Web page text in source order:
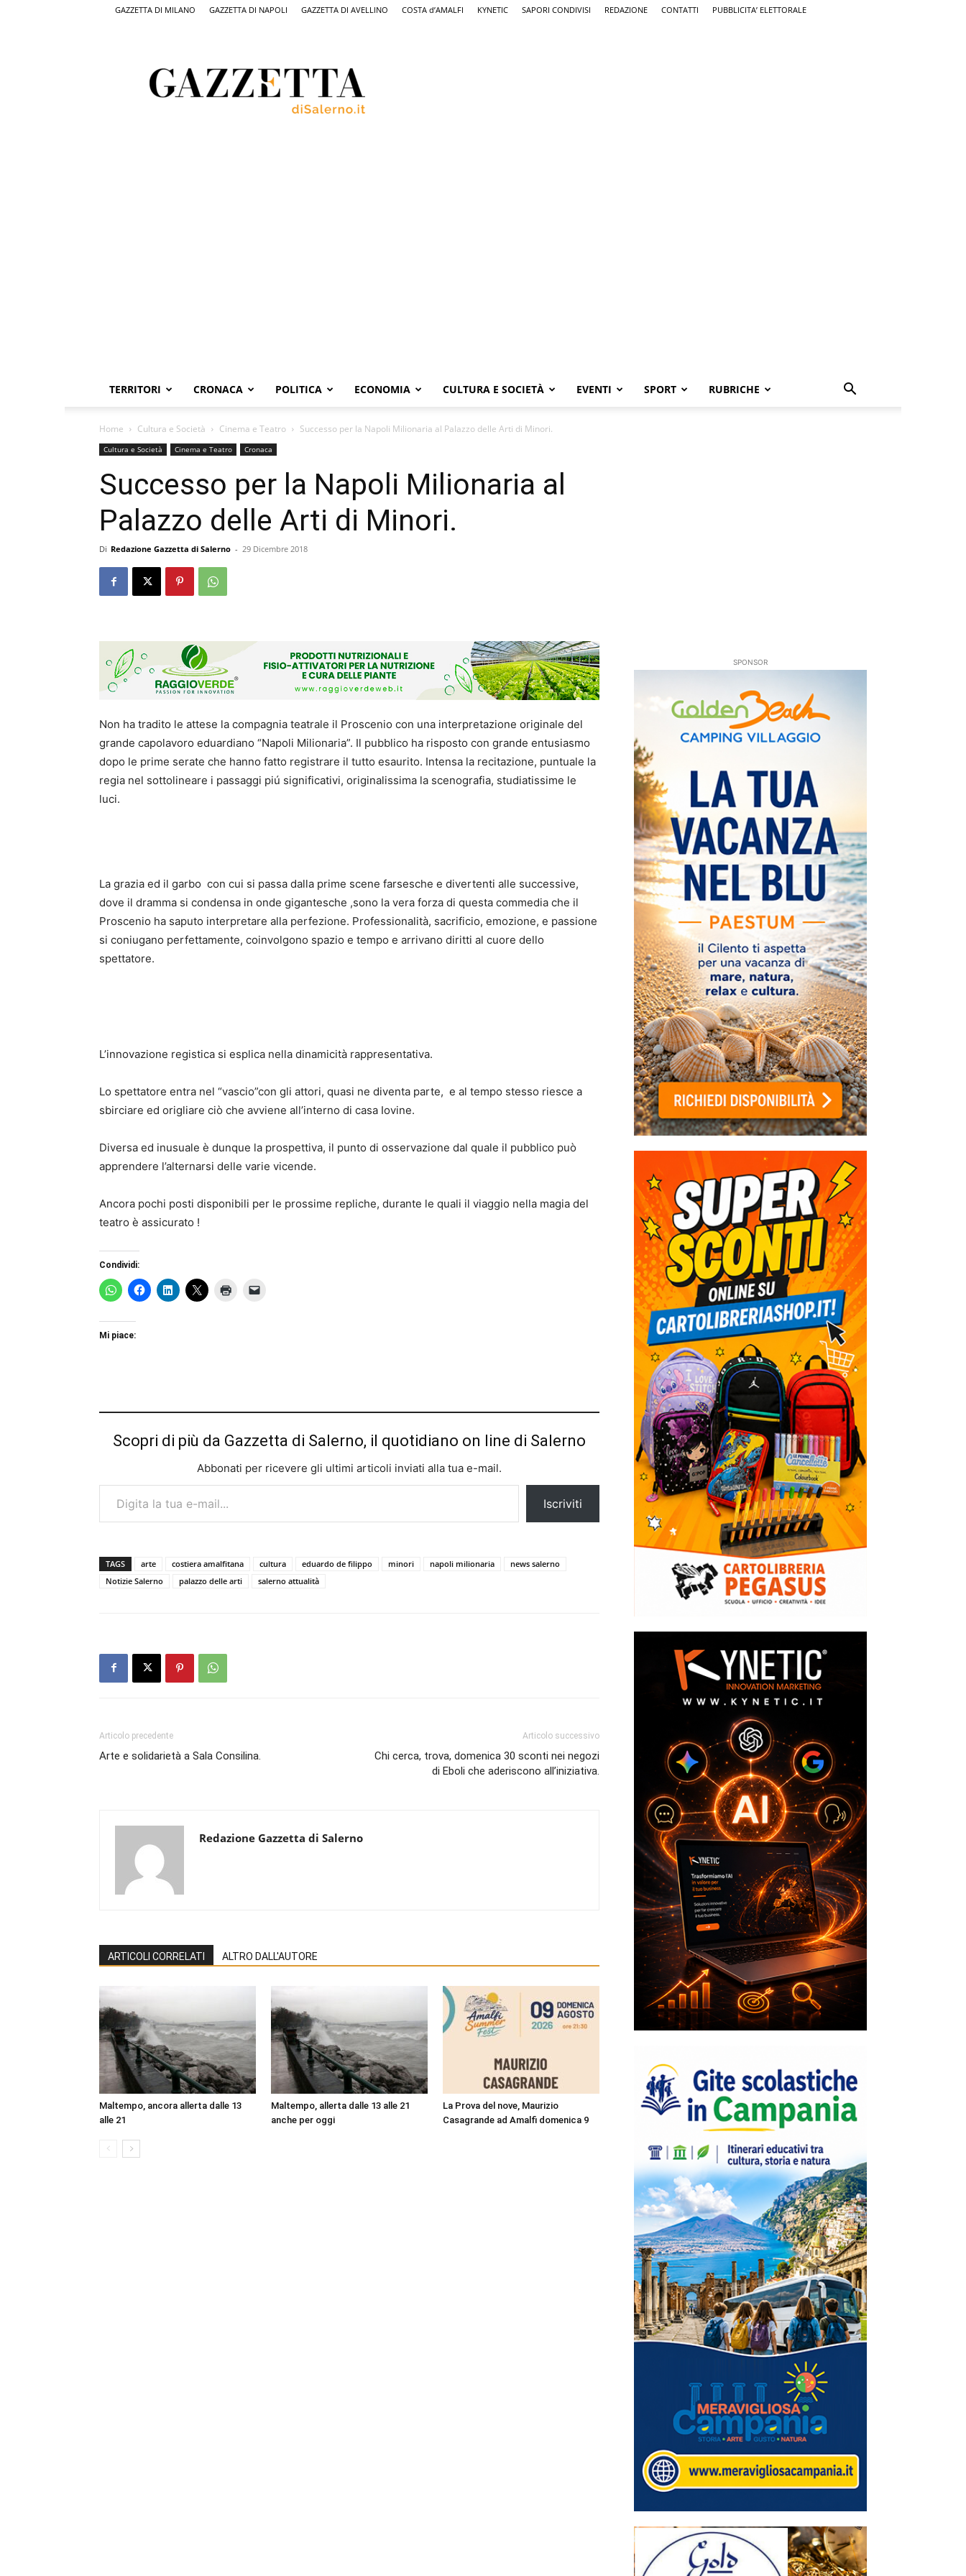
GAZZETTA DI MILANO GAZZETTA DI NAPOLI GAZZETTA DI AVELLINO COSTA d’AMALFI KYNETIC SAPORI CONDIVISI REDAZIONE CONTATTI PUBBLICITA’ ELETTORALE
Salerno,
il
quotidiano
TERRITORI CRONACA POLITICA ECONOMIA CULTURA E SOCIETÀ EVENTI SPORT RUBRICHE
Home Cultura e Società Cinema e Teatro Successo per la Napoli Milionaria al Palazzo delle Arti di Minori.
Cultura e Società Cinema e Teatro Cronaca
Successo per la Napoli Milionaria al
Palazzo delle Arti di Minori.
Di Redazione Gazzetta di Salerno - 29 Dicembre 2018
Non ha tradito le attese la compagnia teatrale il Proscenio con una interpretazione originale del
grande capolavoro eduardiano “Napoli Milionaria”. Il pubblico ha risposto con grande entusiasmo
dopo le prime serate che hanno fatto registrare il tutto esaurito. Intensa la recitazione, puntuale la
regia nel sottolineare i passaggi piú significativi, originalissima la scenografia, studiatissime le
luci.
La grazia ed il garbo con cui si passa dalla prime scene farsesche e divertenti alle successive,
dove il dramma si condensa in onde gigantesche ,sono la vera forza di questa commedia che il
Proscenio ha saputo interpretare alla perfezione. Professionalità, sacrificio, emozione, e passione
si coniugano perfettamente, coinvolgono spazio e tempo e arrivano diritti al cuore dello
spettatore.
L’innovazione registica si esplica nella dinamicità rappresentativa.
Lo spettatore entra nel “vascio”con gli attori, quasi ne diventa parte, e al tempo stesso riesce a
sbirciare ed origliare ciò che avviene all’interno di casa Iovine.
Diversa ed inusuale è dunque la prospettiva, il punto di osservazione dal quale il pubblico può
apprendere l’alternarsi delle varie vicende.
Ancora pochi posti disponibili per le prossime repliche, durante le quali il viaggio nella magia del
teatro è assicurato !
Condividi:
Mi piace:
Scopri di più da Gazzetta di Salerno, il quotidiano on line di Salerno
Abbonati per ricevere gli ultimi articoli inviati alla tua e-mail.
Digita la tua e-mail...
Iscriviti
TAGS arte costiera amalfitana cultura eduardo de filippo minori napoli milionaria
news salerno
Notizie Salerno
palazzo delle arti salerno attualità
Articolo precedente
Arte e solidarietà a Sala Consilina.
Articolo successivo
Chi cerca, trova, domenica 30 sconti nei negozi
di Eboli che aderiscono all’iniziativa.
Redazione Gazzetta di Salerno
ARTICOLI CORRELATI ALTRO DALL'AUTORE
Maltempo, ancora allerta dalle 13
alle 21
Maltempo, allerta dalle 13 alle 21
anche per oggi
La Prova del nove, Maurizio
Casagrande ad Amalfi domenica 9
SPONSOR